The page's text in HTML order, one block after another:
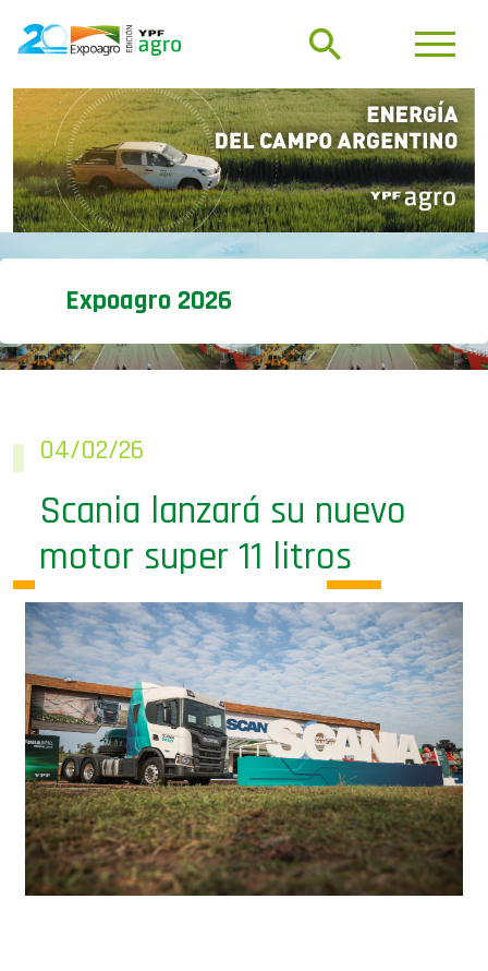
Expoagro 2026
04/02/26
Scania lanzará su nuevo
motor super 11 litros